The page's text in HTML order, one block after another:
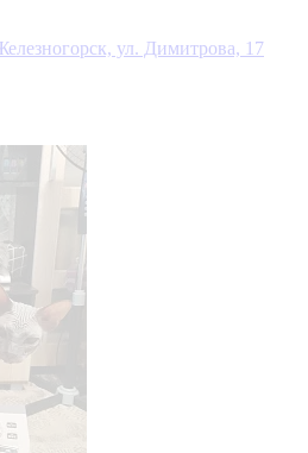
ул. Димитрова, 17